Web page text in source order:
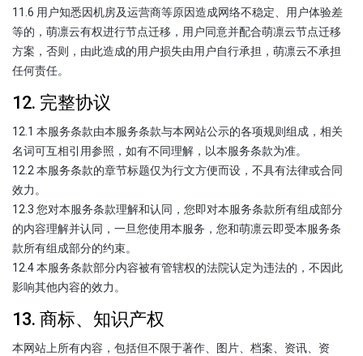
11.6 用户知悉因机房及运营商等原因造成网络不稳定、用户体验差
等的，萌凛云有权进行节点迁移，用户同意并配合萌凛云节点迁移
方案，否则，由此造成的用户损失由用户自行承担，萌凛云不承担
任何责任。
12. 完整协议
12.1 本服务条款由本服务条款与本网站公示的各项规则组成，相关
名词可互相引用参照，如有不同理解，以本服务条款为准。
12.2 本服务条款的章节标题仅为行文方便而设，不具有法律或合同
效力。
12.3 您对本服务条款理解和认同，您即对本服务条款所有组成部分
的内容理解并认同，一旦您使用本服务，您和萌凛云即受本服务条
款所有组成部分的约束。
12.4 本服务条款部分内容被有管辖权的法院认定为违法的，不因此
影响其他内容的效力。
13. 商标、知识产权
本网站上所有内容，包括但不限于著作、图片、档案、资讯、资